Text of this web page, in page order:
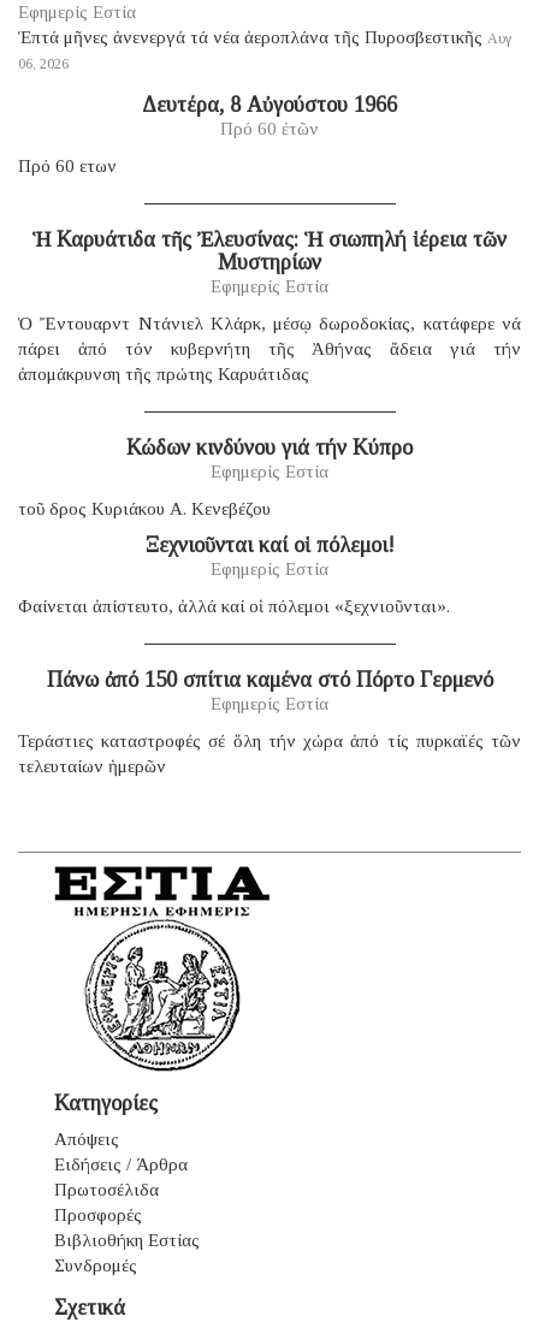
Εφημερίς Εστία
Ἑπτά μῆνες ἀνενεργά τά νέα ἀεροπλάνα τῆς Πυροσβεστικῆς Αυγ
06, 2026
Δευτέρα, 8 Αὐγούστου 1966
Πρό 60 ἐτῶν
Πρό 60 ετων
Ἡ Καρυάτιδα τῆς Ἐλευσίνας: Ἡ σιωπηλή ἱέρεια τῶν
Μυστηρίων
Εφημερίς Εστία
Ὁ Ἔντουαρντ Ντάνιελ Κλάρκ, μέσῳ δωροδοκίας, κατάφερε νά
πάρει ἀπό τόν κυβερνήτη τῆς Ἀθήνας ἄδεια γιά τήν
ἀπομάκρυνση τῆς πρώτης Καρυάτιδας
Κώδων κινδύνου γιά τήν Κύπρο
Εφημερίς Εστία
τοῦ δρος Κυριάκου Α. Κενεβέζου
Ξεχνιοῦνται καί οἱ πόλεμοι!
Εφημερίς Εστία
Φαίνεται ἀπίστευτο, ἀλλά καί οἱ πόλεμοι «ξεχνιοῦνται».
Πάνω ἀπό 150 σπίτια καμένα στό Πόρτο Γερμενό
Εφημερίς Εστία
Τεράστιες καταστροφές σέ ὅλη τήν χώρα ἀπό τίς πυρκαϊές τῶν
τελευταίων ἡμερῶν
Κατηγορίες
Απόψεις
Ειδήσεις / Άρθρα
Πρωτοσέλιδα
Προσφορές
Βιβλιοθήκη Εστίας
Συνδρομές
Σχετικά